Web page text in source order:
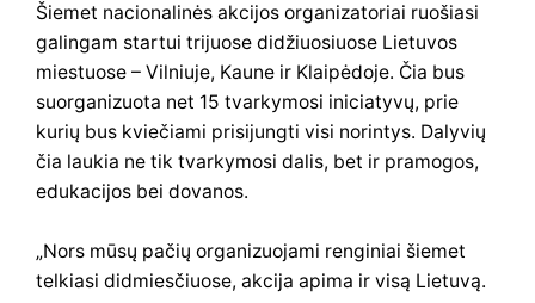
Šiemet nacionalinės akcijos organizatoriai ruošiasi
galingam startui trijuose didžiuosiuose Lietuvos
miestuose – Vilniuje, Kaune ir Klaipėdoje. Čia bus
suorganizuota net 15 tvarkymosi iniciatyvų, prie
kurių bus kviečiami prisijungti visi norintys. Dalyvių
čia laukia ne tik tvarkymosi dalis, bet ir pramogos,
edukacijos bei dovanos.
„Nors mūsų pačių organizuojami renginiai šiemet
telkiasi didmiesčiuose, akcija apima ir visą Lietuvą.